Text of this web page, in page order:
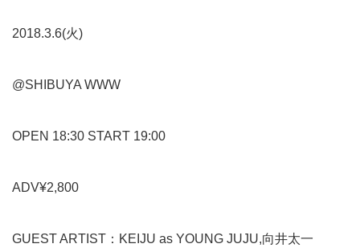
2018.3.6(火)
@SHIBUYA WWW
OPEN 18:30 START 19:00
ADV¥2,800
GUEST ARTIST：KEIJU as YOUNG JUJU,向井太一